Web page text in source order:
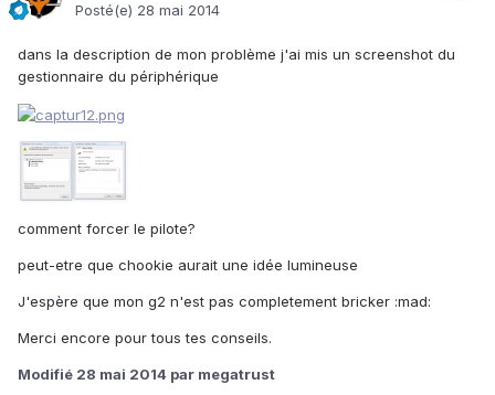
Posté(e) 28 mai 2014
dans la description de mon problème j'ai mis un screenshot du
gestionnaire du périphérique
comment forcer le pilote?
peut-etre que chookie aurait une idée lumineuse
J'espère que mon g2 n'est pas completement bricker :mad:
Merci encore pour tous tes conseils.
Modifié 28 mai 2014 par megatrust